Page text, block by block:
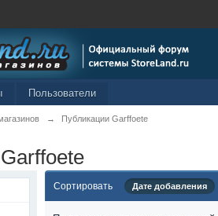
Пользователи
→ Публикации Garffoete
Сортировать Дате добавления